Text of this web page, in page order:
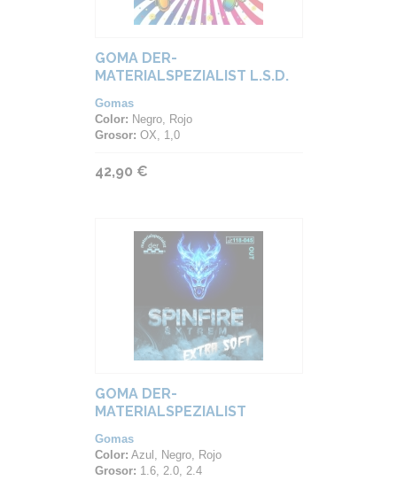
GOMA DER-
MATERIALSPEZIALIST L.S.D.
Gomas
Color: Negro, Rojo
Grosor: OX, 1,0
42,90 €
GOMA DER-
MATERIALSPEZIALIST
SOFT
Gomas
Color: Azul, Negro, Rojo
Grosor: 1.6, 2.0, 2.4